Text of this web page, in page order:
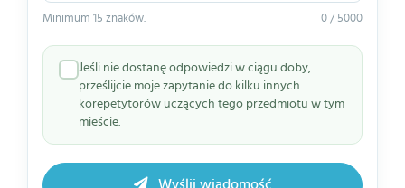
Minimum 15 znaków. 0 / 5000
Jeśli nie dostanę odpowiedzi w ciągu doby,
prześlijcie moje zapytanie do kilku innych
korepetytorów uczących tego przedmiotu w tym
mieście.
Wyślij wiadomość